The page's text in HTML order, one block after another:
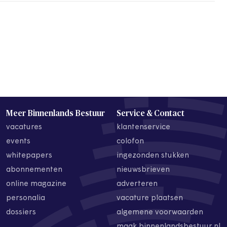
Meer Binnenlands Bestuur
vacatures
events
whitepapers
abonnementen
online magazine
personalia
dossiers
Service & Contact
klantenservice
colofon
ingezonden stukken
nieuwsbrieven
adverteren
vacature plaatsen
algemene voorwaarden